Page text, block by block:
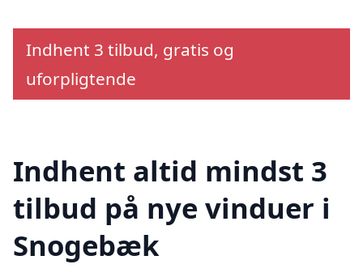
Indhent 3 tilbud, gratis og
uforpligtende
Indhent altid mindst 3
tilbud på nye vinduer i
Snogebæk